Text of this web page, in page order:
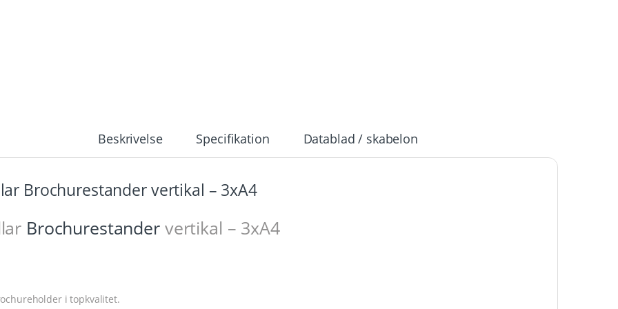
Beskrivelse Specifikation Datablad / skabelon
Brochurestander vertikal – 3xA4
Brochurestandervertikal – 3xA4
i topkvalitet.